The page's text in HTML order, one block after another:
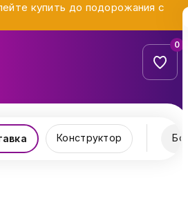
купить до подорожания с
0
Конструктор